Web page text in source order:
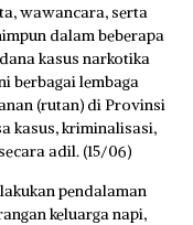
wawancara, serta
dalam beberapa
kasus narkotika
berbagai lembaga
(rutan) di Provinsi
kasus, kriminalisasi,
adil. (15/06)
pendalaman
keluarga napi,